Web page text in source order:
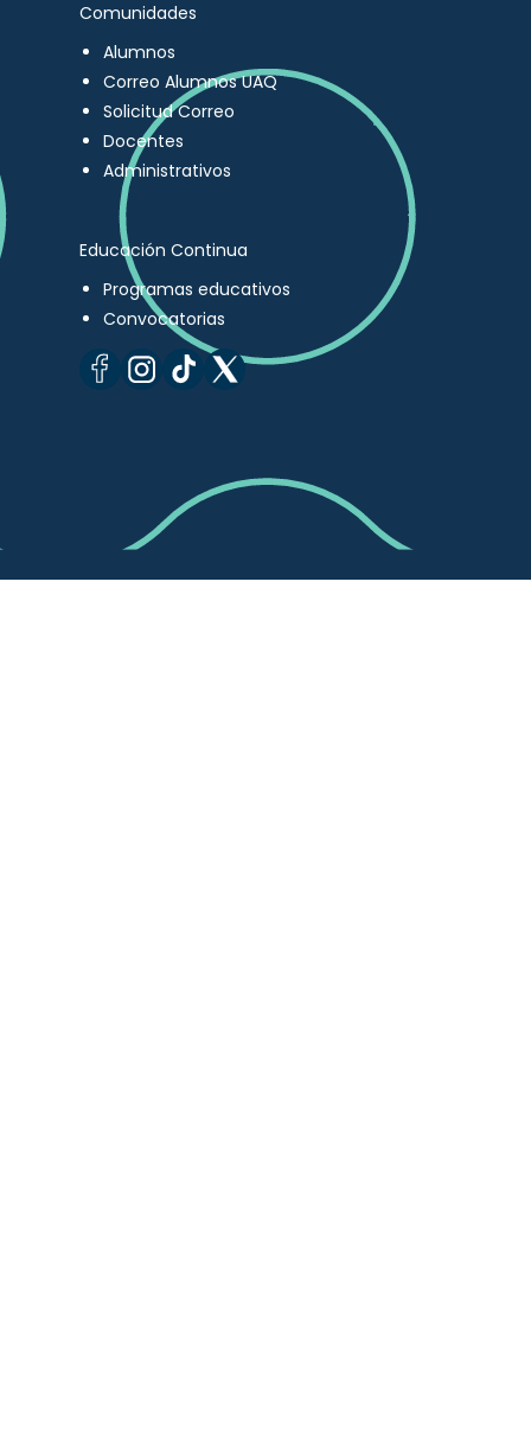
Comunidades
Alumnos
Correo Alumnos UAQ
Solicitud Correo
Docentes
Administrativos
Educación Continua
Programas educativos
Convocatorias